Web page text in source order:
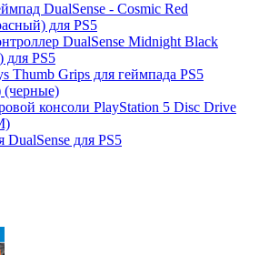
DualSense - Cosmic Red
для PS5
DualSense Midnight Black
для PS5
Thumb Grips для геймпада PS5
(черные)
консоли PlayStation 5 Disc Drive
DualSense для PS5